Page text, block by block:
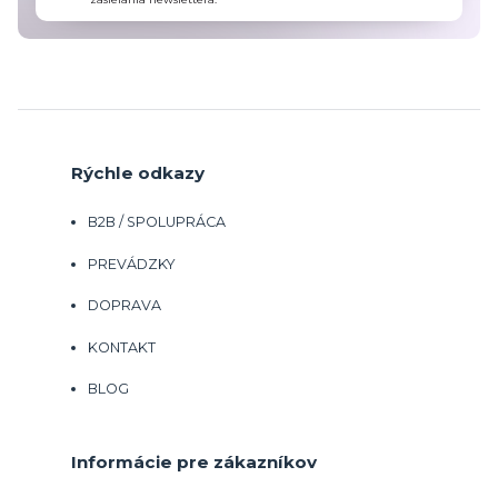
Rýchle odkazy
B2B / SPOLUPRÁCA
PREVÁDZKY
DOPRAVA
KONTAKT
BLOG
Informácie pre zákazníkov